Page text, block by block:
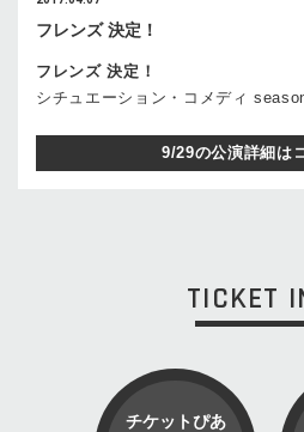
フレンズ 決定！
フレンズ 決定！
シチュエーション・コメディ
9/29の公演詳細は
TICKET
チケットぴあ